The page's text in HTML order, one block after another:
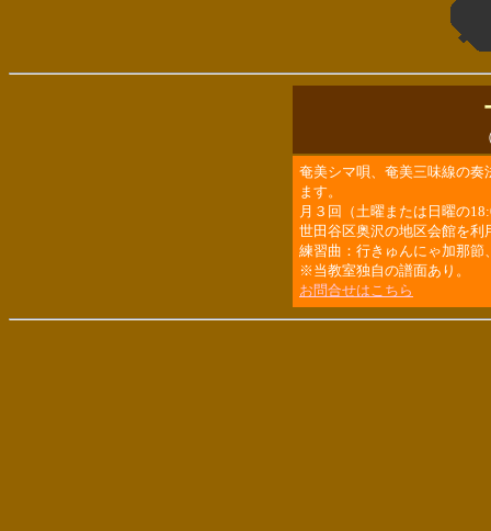
奄美シマ唄、奄美三味線の
ます。
月３回（土曜または日曜の
世田谷区奥沢の地区会館を
練習曲：行きゅんにゃ加那
※当教室独自の譜面あり。
お問合せはこちら